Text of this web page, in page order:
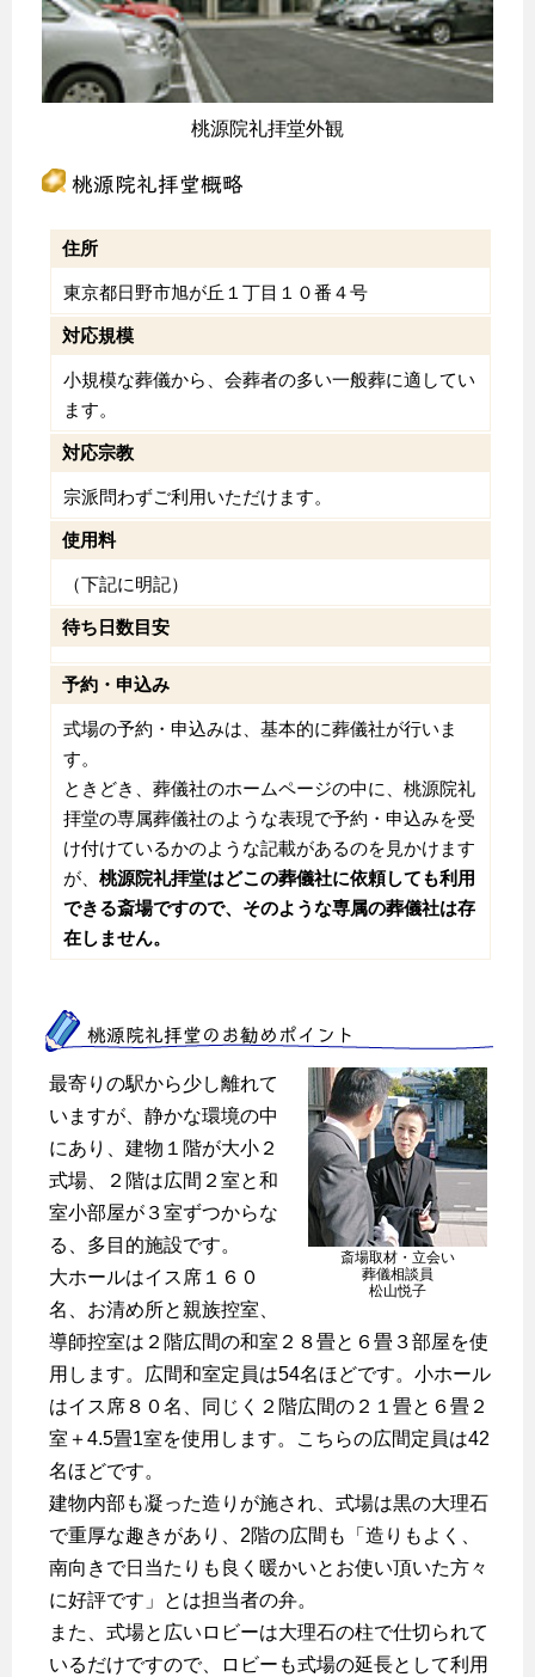
桃源院礼拝堂外観
桃源院礼拝堂概略
住所
東京都日野市旭が丘１丁目１０番４号
対応規模
小規模な葬儀から、会葬者の多い一般葬に適してい
ます。
対応宗教
宗派問わずご利用いただけます。
使用料
（下記に明記）
待ち日数目安
予約・申込み
式場の予約・申込みは、基本的に葬儀社が行いま
す。
ときどき、葬儀社のホームページの中に、桃源院礼
拝堂の専属葬儀社のような表現で予約・申込みを受
け付けているかのような記載があるのを見かけます
が、 桃源院礼拝堂はどこの葬儀社に依頼しても利用
できる斎場ですので、そのような専属の葬儀社は存
在しません。
桃源院礼拝堂のお勧めポイント
斎場取材・立会い
葬儀相談員
松山悦子
最寄りの駅から少し離れて
いますが、静かな環境の中
にあり、建物１階が大小２
式場、２階は広間２室と和
室小部屋が３室ずつからな
る、多目的施設です。
大ホールはイス席１６０
名、お清め所と親族控室、
導師控室は２階広間の和室２８畳と６畳３部屋を使
用します。広間和室定員は54名ほどです。小ホール
はイス席８０名、同じく２階広間の２１畳と６畳２
室＋4.5畳1室を使用します。こちらの広間定員は42
名ほどです。
建物内部も凝った造りが施され、式場は黒の大理石
で重厚な趣きがあり、2階の広間も「造りもよく、
南向きで日当たりも良く暖かいとお使い頂いた方々
に好評です」とは担当者の弁。
また、式場と広いロビーは大理石の柱で仕切られて
いるだけですので、ロビーも式場の延長として利用